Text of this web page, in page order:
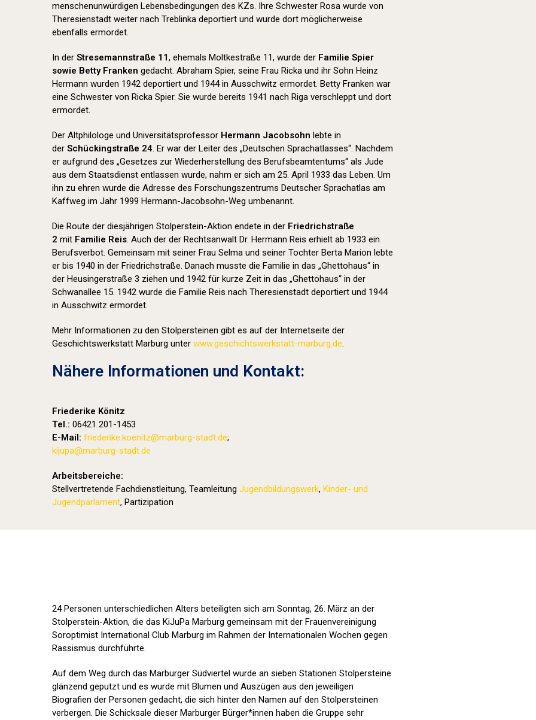
menschenunwürdigen Lebensbedingungen des KZs. Ihre Schwester Rosa wurde von
Theresienstadt weiter nach Treblinka deportiert und wurde dort möglicherweise
ebenfalls ermordet.
In der Stresemannstraße 11, ehemals Moltkestraße 11, wurde der Familie Spier
sowie Betty Franken gedacht. Abraham Spier, seine Frau Ricka und ihr Sohn Heinz
Hermann wurden 1942 deportiert und 1944 in Ausschwitz ermordet. Betty Franken war
eine Schwester von Ricka Spier. Sie wurde bereits 1941 nach Riga verschleppt und dort
ermordet.
Der Altphilologe und Universitätsprofessor Hermann Jacobsohn lebte in
der Schückingstraße 24. Er war der Leiter des „Deutschen Sprachatlasses“. Nachdem
er aufgrund des „Gesetzes zur Wiederherstellung des Berufsbeamtentums“ als Jude
aus dem Staatsdienst entlassen wurde, nahm er sich am 25. April 1933 das Leben. Um
ihn zu ehren wurde die Adresse des Forschungszentrums Deutscher Sprachatlas am
Kaffweg im Jahr 1999 Hermann-Jacobsohn-Weg umbenannt.
Die Route der diesjährigen Stolperstein-Aktion endete in der Friedrichstraße
2 mit Familie Reis. Auch der der Rechtsanwalt Dr. Hermann Reis erhielt ab 1933 ein
Berufsverbot. Gemeinsam mit seiner Frau Selma und seiner Tochter Berta Marion lebte
er bis 1940 in der Friedrichstraße. Danach musste die Familie in das „Ghettohaus“ in
der Heusingerstraße 3 ziehen und 1942 für kurze Zeit in das „Ghettohaus“ in der
Schwanallee 15. 1942 wurde die Familie Reis nach Theresienstadt deportiert und 1944
in Ausschwitz ermordet.
Mehr Informationen zu den Stolpersteinen gibt es auf der Internetseite der
Geschichtswerkstatt Marburg unter www.geschichtswerkstatt-marburg.de.
Nähere Informationen und Kontakt:
Friederike Könitz
Tel.: 06421 201-1453
E-Mail: friederike.koenitz@marburg-stadt.de;
kijupa@marburg-stadt.de
Arbeitsbereiche:
Stellvertretende Fachdienstleitung, Teamleitung Jugendbildungswerk, Kinder- und
Jugendparlament, Partizipation
24 Personen unterschiedlichen Alters beteiligten sich am Sonntag, 26. März an der
Stolperstein-Aktion, die das KiJuPa Marburg gemeinsam mit der Frauenvereinigung
Soroptimist International Club Marburg im Rahmen der Internationalen Wochen gegen
Rassismus durchführte.
Auf dem Weg durch das Marburger Südviertel wurde an sieben Stationen Stolpersteine
glänzend geputzt und es wurde mit Blumen und Auszügen aus den jeweiligen
Biografien der Personen gedacht, die sich hinter den Namen auf den Stolpersteinen
verbergen. Die Schicksale dieser Marburger Bürger*innen haben die Gruppe sehr